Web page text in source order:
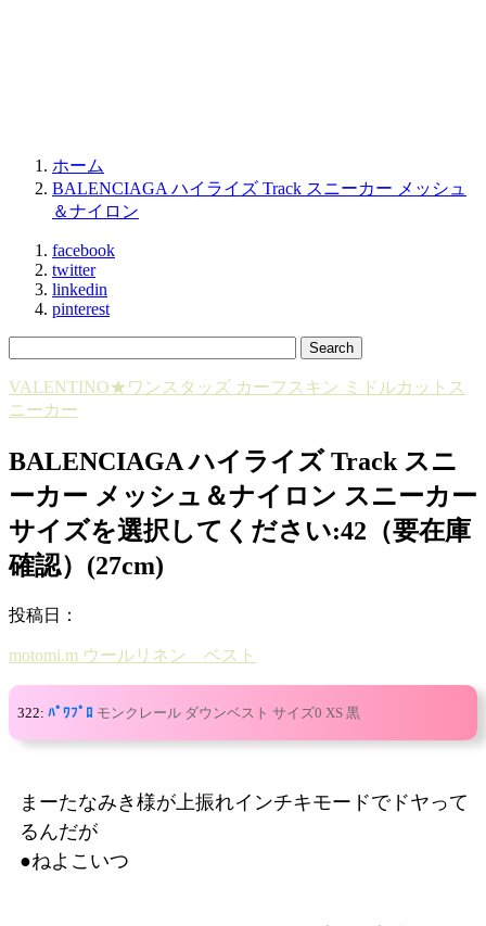
ホーム
BALENCIAGA ハイライズ Track スニーカー メッシュ
＆ナイロン
facebook
twitter
linkedin
pinterest
VALENTINO★ワンスタッズ カーフスキン ミドルカットス
ニーカー
BALENCIAGA ハイライズ Track スニ
ーカー メッシュ＆ナイロン スニーカー
サイズを選択してください:42（要在庫
確認）(27cm)
投稿日：
motomi.m ウールリネン ベスト
322: ﾊﾟﾜﾌﾟﾛ モンクレール ダウンベスト サイズ0 XS 黒
まーたなみき様が上振れインチキモードでドヤって
るんだが
●ねよこいつ